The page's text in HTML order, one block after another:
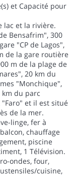
et Capacité pour
lac et la rivière.
Bensafrim", 300
"CP de Lagos",
de la gare routière
m de la plage de
20 km du
"Monchique",
du parc
et il est situé
de la mer.
linge, fer à
chauffage
piscine
1 Télévision.
ondes, four,
cuisine,